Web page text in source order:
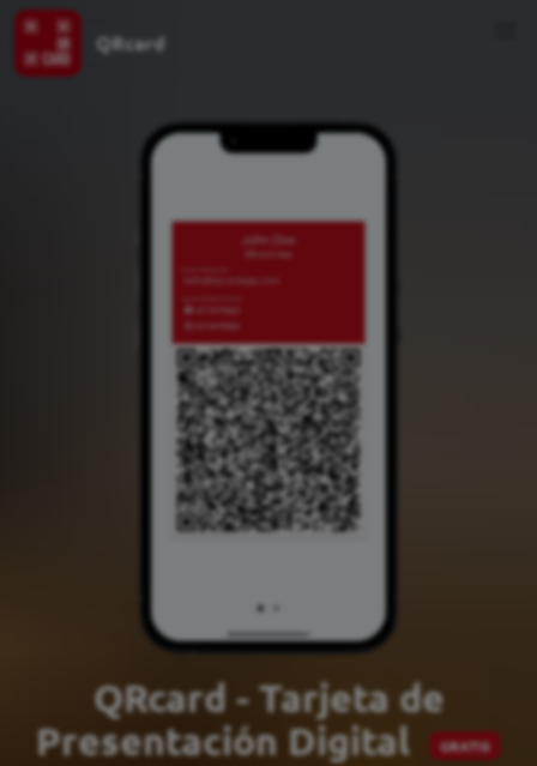
QRcard
QRcard - Tarjeta de
Presentación Digital
GRATIS